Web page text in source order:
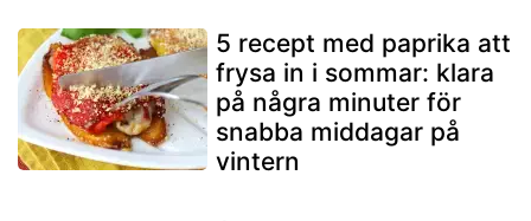
5 recept med paprika att
frysa in i sommar: klara
på några minuter för
snabba middagar på
vintern